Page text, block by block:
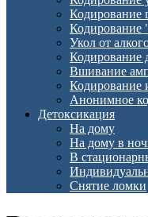
Кодирование
Кодирование
Укол от
Кодирование
Вшивание
Кодирование
Анонимное
Детоксикация
На дому
На дому в
В
Снятие ломки